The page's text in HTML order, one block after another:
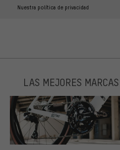
Nuestra política de privacidad
LAS MEJORES